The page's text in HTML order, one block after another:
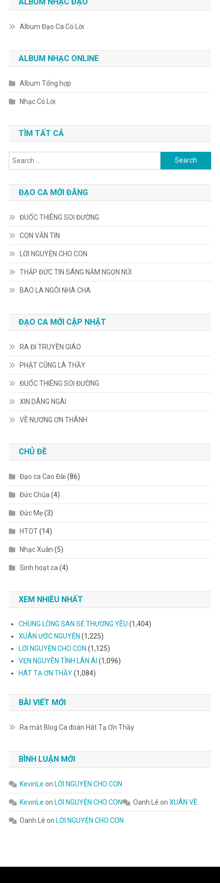
Album Đạo Ca Có Lời
ALBUM NHẠC ONLINE
Album Tổng hợp
Nhạc Có Lời
TÌM TẤT CẢ
Search
for:
ĐẠO CA MỚI ĐĂNG
ĐUỐC THIÊNG SOI ĐƯỜNG
CON VẪN TIN
LỜI NGUYỆN CHO CON
THẮP ĐỨC TIN SÁNG NĂM NGỌN NÚI
BAO LA NGÔI NHÀ CHA
ĐẠO CA MỚI CẬP NHẬT
RA ĐI TRUYỀN GIÁO
PHẬT CŨNG LÀ THẦY
ĐUỐC THIÊNG SOI ĐƯỜNG
XIN DÂNG NGÀI
VỀ NƯƠNG ƠN THÁNH
CHỦ ĐỀ
Đạo ca Cao Đài (86)
Đức Chúa (4)
Đức Mẹ(3)
HTOT(14)
Nhạc Xuân (5)
Sinh hoạt ca (4)
XEM NHIỀU NHẤT
CHUNG LÒNG SAN SẺ THƯƠNG YÊU (1,404)
XUÂN ƯỚC NGUYỆN (1,225)
LỜI NGUYỆN CHO CON (1,125)
VẸN NGUYÊN TÌNH LÂN ÁI (1,096)
HÁT TẠ ƠN THẦY(1,084)
BÀI VIẾT MỚI
Ra mắt Blog Ca đoàn Hát Tạ Ơn Thầy
BÌNH LUẬN MỚI
KevinLe on LỜI NGUYỆN CHO CON
KevinLe on LỜI NGUYỆN CHO CON Oanh Lê on XUÂN VỀ
Oanh Lê on LỜI NGUYỆN CHO CON